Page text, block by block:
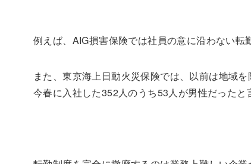
例えば、AIG損害保険では社員の意に沿わない転
また、東京海上日動火災保険では、以前は地域
今春に入社した352人のうち53人が男性だったと